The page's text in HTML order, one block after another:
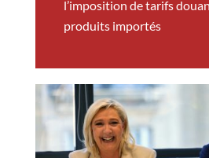
l’imposition de tarifs
produits importés